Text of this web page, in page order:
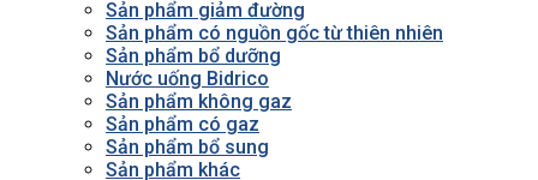
Sản phẩm giảm đường
Sản phẩm có nguồn gốc từ thiên nhiên
Sản phẩm bổ dưỡng
Nước uống Bidrico
Sản phẩm không gaz
Sản phẩm có gaz
Sản phẩm bổ sung
Sản phẩm khác